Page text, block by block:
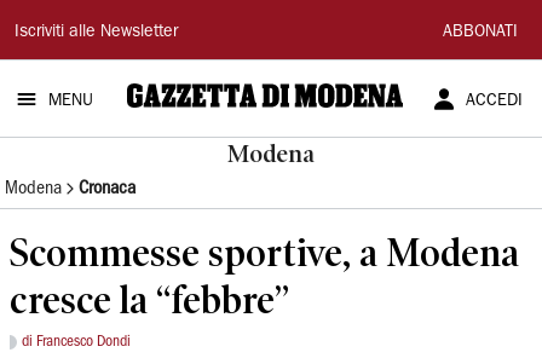
Gazzetta
di
Modena
Iscriviti alle Newsletter ABBONATI
MENU ACCEDI
Modena
Modena Cronaca
Scommesse sportive, a Modena
cresce la “febbre”
di Francesco Dondi